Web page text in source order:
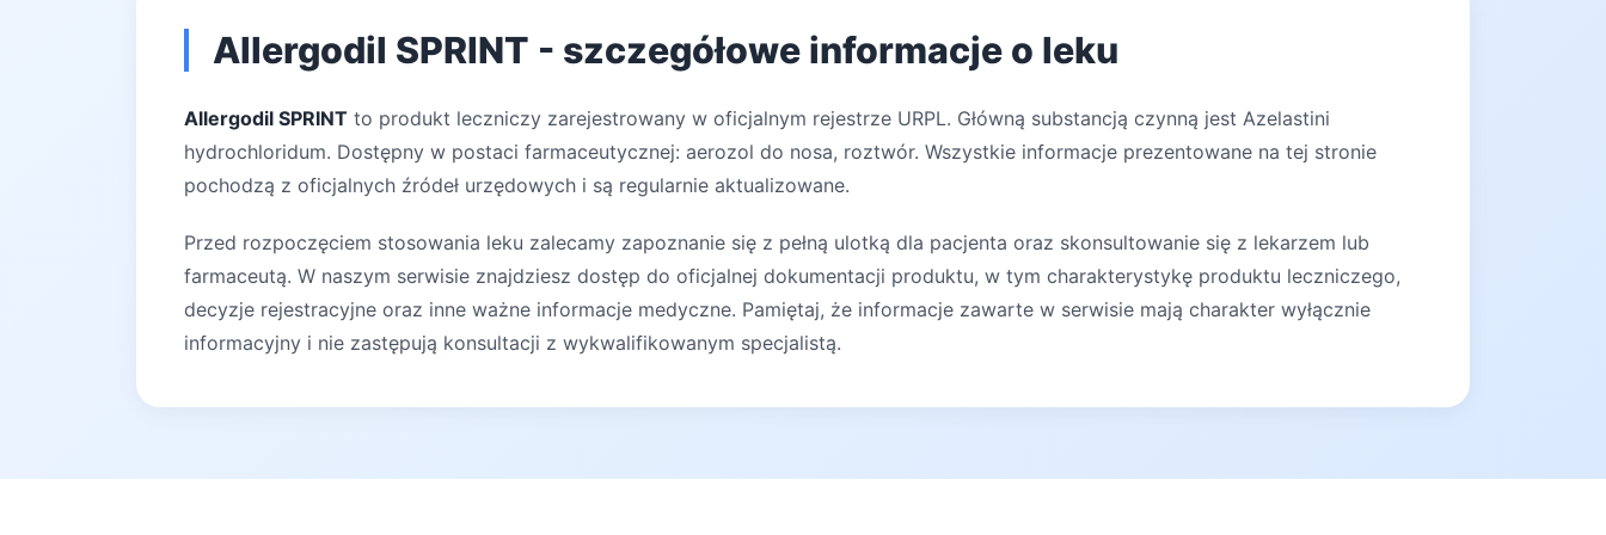
Allergodil SPRINT - szczegółowe informacje o leku
Allergodil SPRINT to produkt leczniczy zarejestrowany w oficjalnym rejestrze URPL. Główną substancją czynną jest Azelastini
hydrochloridum. Dostępny w postaci farmaceutycznej: aerozol do nosa, roztwór. Wszystkie informacje prezentowane na tej stronie
pochodzą z oficjalnych źródeł urzędowych i są regularnie aktualizowane.
Przed rozpoczęciem stosowania leku zalecamy zapoznanie się z pełną ulotką dla pacjenta oraz skonsultowanie się z lekarzem lub
farmaceutą. W naszym serwisie znajdziesz dostęp do oficjalnej dokumentacji produktu, w tym charakterystykę produktu leczniczego,
decyzje rejestracyjne oraz inne ważne informacje medyczne. Pamiętaj, że informacje zawarte w serwisie mają charakter wyłącznie
informacyjny i nie zastępują konsultacji z wykwalifikowanym specjalistą.